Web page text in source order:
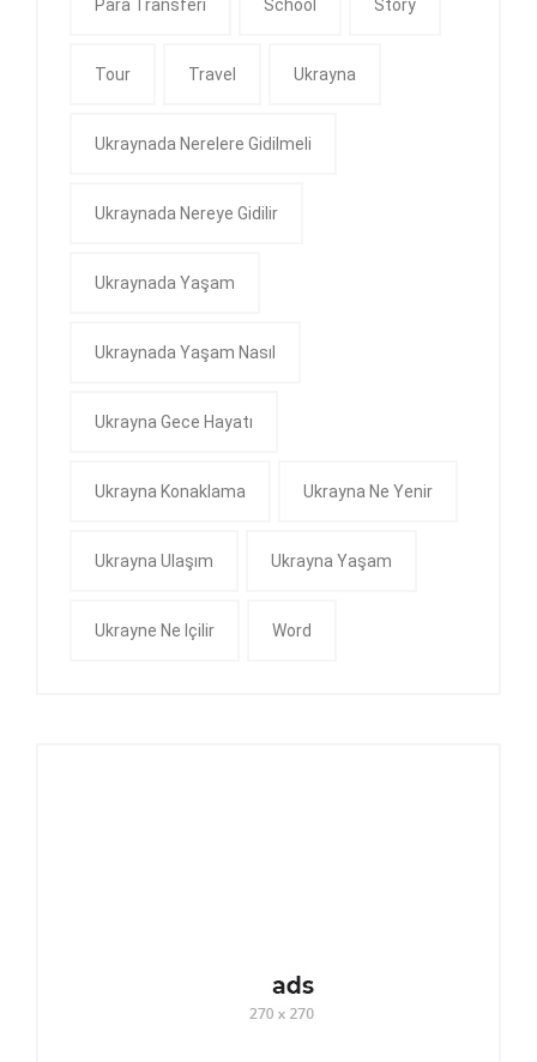
Para Transferi School Story
Tour Travel Ukrayna
Ukraynada Nerelere Gidilmeli
Ukraynada Nereye Gidilir
Ukraynada Yaşam
Ukraynada Yaşam Nasıl
Ukrayna Gece Hayatı
Ukrayna Konaklama Ukrayna Ne Yenir
Ukrayna Ulaşım Ukrayna Yaşam
Ukrayne Ne Içilir Word